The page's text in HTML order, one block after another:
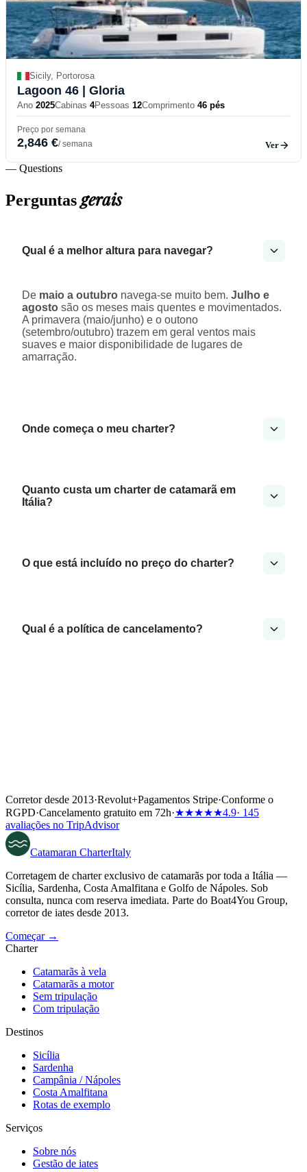
Sicily, Portorosa
Lagoon 46 | Gloria
Ano 2025Cabinas 4Pessoas 12Comprimento 46 pés
Preço por semana
2,846 €/ semana Ver
— Questions
Perguntasgerais
Qual é a melhor altura para navegar?
De maio a outubro navega-se muito bem. Julho e
agosto são os meses mais quentes e movimentados.
A primavera (maio/junho) e o outono
(setembro/outubro) trazem em geral ventos mais
suaves e maior disponibilidade de lugares de
amarração.
Onde começa o meu charter?
Quanto custa um charter de catamarã em
Itália?
O que está incluído no preço do charter?
Qual é a política de cancelamento?
Corretor desde 2013·Revolut+Pagamentos Stripe·Conforme o
RGPD·Cancelamento gratuito em 72h·★★★★★4.9· 145
avaliações no TripAdvisor
Catamaran CharterItaly
Corretagem de charter exclusivo de catamarãs por toda a Itália —
Sicília, Sardenha, Costa Amalfitana e Golfo de Nápoles. Sob
consulta, nunca com reserva imediata. Parte do Boat4You Group,
corretor de iates desde 2013.
Começar →
Charter
Catamarãs à vela
Catamarãs a motor
Sem tripulação
Com tripulação
Destinos
Sicília
Sardenha
Campânia / Nápoles
Costa Amalfitana
Rotas de exemplo
Serviços
Sobre nós
Gestão de iates